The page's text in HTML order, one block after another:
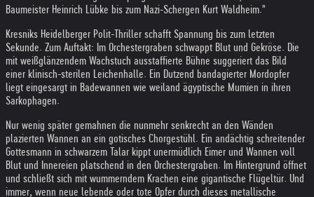
Baumeister Heinrich Lübke bis zum Nazi-Schergen Kurt Waldheim."
Kresniks Heidelberger Polit-Thriller schafft Spannung bis zum letzten
Sekunde. Zum Auftakt: Im Orchestergraben schwappt Blut und Gekröse. Die
mit weißglänzendem Wachstuch ausstaffierte Bühne suggeriert das Bild
einer klinisch-sterilen Leichenhalle. Ein Dutzend bandagierter Mordopfer
liegt eingesargt in Badewannen wie weiland ägyptische Mumien in ihren
Sarkophagen.
Nur wenig später gemahnen die nunmehr senkrecht an den Wänden
plazierten Wannen an ein gotisches Chorgestühl. Ein andächtig schreitender
Gottesmann in schwarzem Talar kippt unermüdlich Eimer und Wannen voll
Blut und Innereien platschend in den Orchestergraben. Im Hintergrund öffnet
und schließt sich mit wummerndem Krachen eine gigantische Flügeltür. Und
immer, wenn neue lebende oder tote Opfer durch dieses metallische